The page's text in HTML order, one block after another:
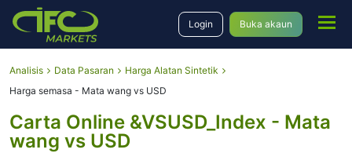
Login Buka akaun
Analisis Data Pasaran
Harga Alatan Sintetik
Harga semasa - Mata wang vs USD
Carta Online &VSUSD_Index - Mata
wang vs USD